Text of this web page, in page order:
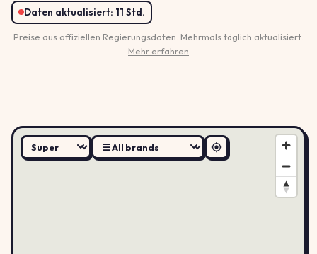
Daten aktualisiert: 11 Std.
Preise aus offiziellen Regierungsdaten. Mehrmals täglich aktualisiert.
Mehr erfahren